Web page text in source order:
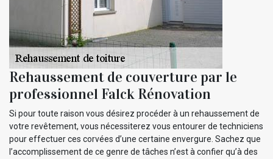
Rehaussement de couverture par le
professionnel Falck Rénovation
Si pour toute raison vous désirez procéder à un rehaussement de
votre revêtement, vous nécessiterez vous entourer de techniciens
pour effectuer ces corvées d’une certaine envergure. Sachez que
l’accomplissement de ce genre de tâches n’est à confier qu’à des